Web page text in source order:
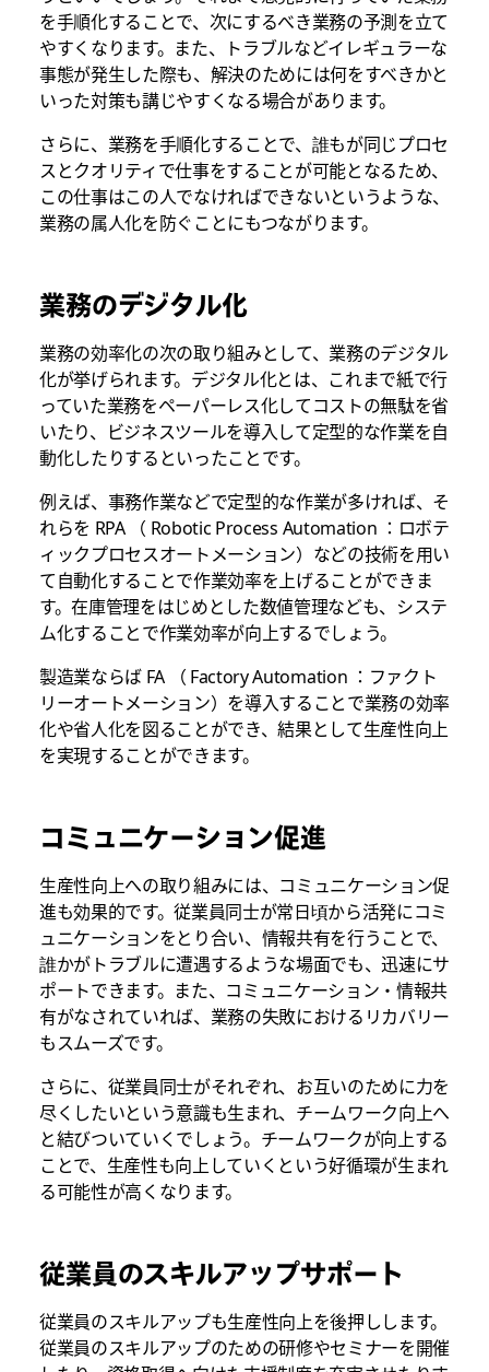
を手順化することで、次にするべき業務の予測を立て
やすくなります。また、トラブルなどイレギュラーな
事態が発生した際も、解決のためには何をすべきかと
いった対策も講じやすくなる場合があります。
さらに、業務を手順化することで、誰もが同じプロセ
スとクオリティで仕事をすることが可能となるため、
この仕事はこの人でなければできないというような、
業務の属人化を防ぐことにもつながります。
業務のデジタル化
業務の効率化の次の取り組みとして、業務のデジタル
化が挙げられます。デジタル化とは、これまで紙で行
っていた業務をペーパーレス化してコストの無駄を省
いたり、ビジネスツールを導入して定型的な作業を自
動化したりするといったことです。
例えば、事務作業などで定型的な作業が多ければ、そ
れらを RPA （ Robotic Process Automation ：ロボテ
ィックプロセスオートメーション）などの技術を用い
て自動化することで作業効率を上げることができま
す。在庫管理をはじめとした数値管理なども、システ
ム化することで作業効率が向上するでしょう。
製造業ならば FA （ Factory Automation ：ファクト
リーオートメーション）を導入することで業務の効率
化や省人化を図ることができ、結果として生産性向上
を実現することができます。
コミュニケーション促進
生産性向上への取り組みには、コミュニケーション促
進も効果的です。従業員同士が常日頃から活発にコミ
ュニケーションをとり合い、情報共有を行うことで、
誰かがトラブルに遭遇するような場面でも、迅速にサ
ポートできます。また、コミュニケーション・情報共
有がなされていれば、業務の失敗におけるリカバリー
もスムーズです。
さらに、従業員同士がそれぞれ、お互いのために力を
尽くしたいという意識も生まれ、チームワーク向上へ
と結びついていくでしょう。チームワークが向上する
ことで、生産性も向上していくという好循環が生まれ
る可能性が高くなります。
従業員のスキルアップサポート
従業員のスキルアップも生産性向上を後押しします。
従業員のスキルアップのための研修やセミナーを開催